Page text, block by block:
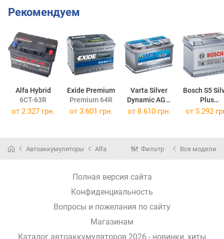
Рекомендуем
Alfa Hybrid
6CT-63R
Exide Premium
Premium 64R
Varta Silver
Dynamic AGM
80R
Bosch S5
Plus
585 200
от 2 327 грн. от 3 601 грн. от 8 610 грн. от 5 292
Автоаккумуляторы Alfa Фильтр Все модели
Полная версия сайта
Конфиденциальность
Вопросы и пожелания по сайту
Магазинам
Каталог автоаккумуляторов 2026 - новинки, хиты